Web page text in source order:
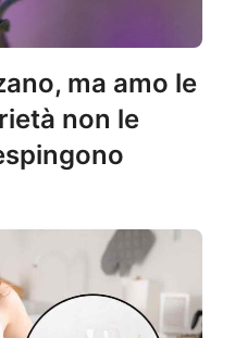
ma amo le
non le